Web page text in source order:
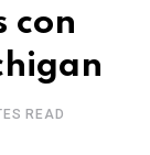
con
READ